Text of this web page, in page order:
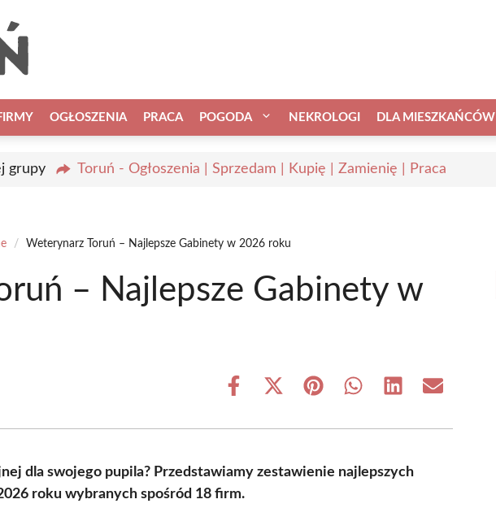
OGŁOSZENIA PRACA POGODA NEKROLOGI DLA MIESZKAŃCÓW
grupy Toruń - Ogłoszenia | Sprzedam | Kupię | Zamienię | Praca
/ Weterynarz Toruń – Najlepsze Gabinety w 2026 roku
– Najlepsze Gabinety w
Share
Share
(Twitter)
Share Share Share Share
dla swojego pupila? Przedstawiamy zestawienie najlepszych
roku wybranych spośród 18 firm.